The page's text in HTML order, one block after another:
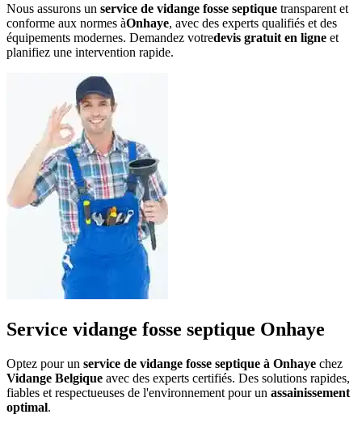
Nous assurons un service de vidange fosse septique transparent et
conforme aux normes àOnhaye, avec des experts qualifiés et des
équipements modernes. Demandez votredevis gratuit en ligne et
planifiez une intervention rapide.
Service vidange fosse septique Onhaye
Optez pour un service de vidange fosse septique à Onhaye chez
Vidange Belgique avec des experts certifiés. Des solutions rapides,
fiables et respectueuses de l'environnement pour un assainissement
optimal.